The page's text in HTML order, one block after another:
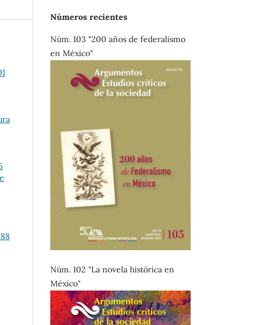
Números recientes
Núm. 103 "200 años de federalismo
en México"
Núm. 102 "La novela histórica en
México"